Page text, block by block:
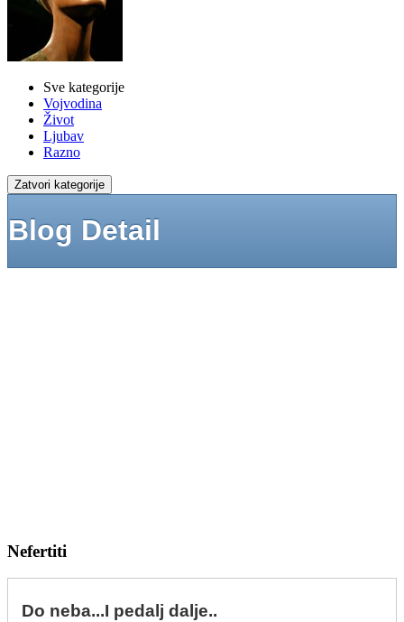
Sve kategorije
Vojvodina
Život
Ljubav
Razno
Zatvori kategorije
Blog Detail
Nefertiti
Do neba...I pedalj dalje..